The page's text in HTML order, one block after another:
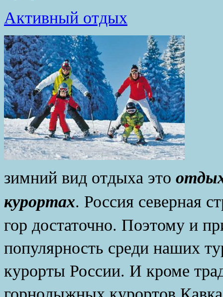
Активный отдых
зимний вид отдыха это
курортах. Россия северная
гор достаточно. Поэтому и
популярность среди наших
курорты России. И кроме